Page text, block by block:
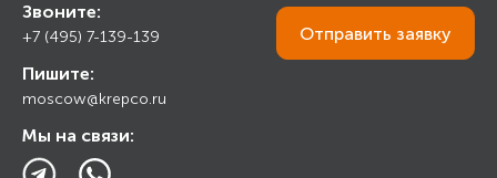
Торговым организациям
Калькулятор
Прайс лист
Ответы на вопросы
Блог
Звоните:
+7 (495) 7-139-139
Пишите:
moscow@krepco.ru
Мы на связи:
Отправить заявку